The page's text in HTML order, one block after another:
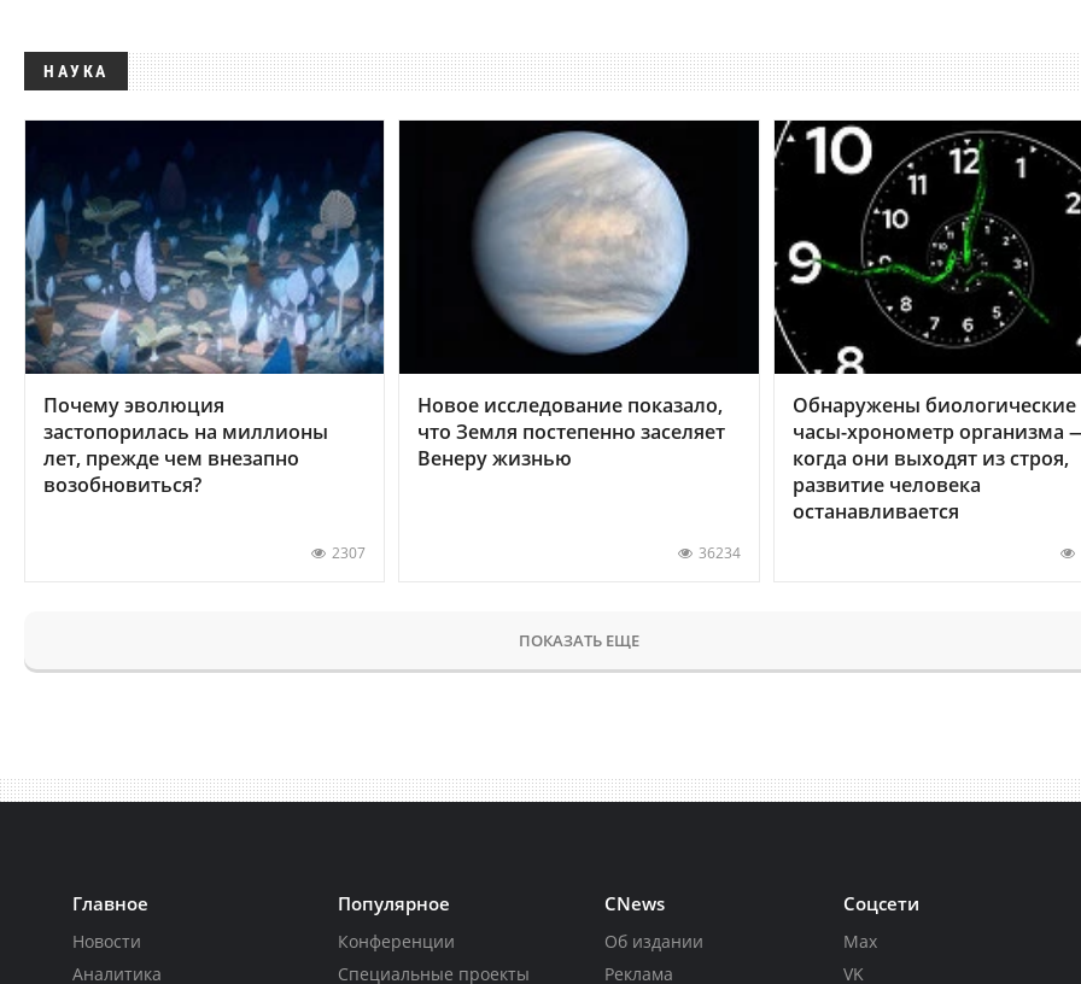
НАУКА
Почему эволюция
застопорилась на миллионы
лет, прежде чем внезапно
возобновиться?
2307
Новое исследование показало,
что Земля постепенно заселяет
Венеру жизнью
36234
Обнаружены биологические
часы-хронометр организма
когда они выходят из строя,
развитие человека
останавливается
ПОКАЗАТЬ ЕЩЕ
Главное
Новости
Аналитика
Популярное
Конференции
Специальные проекты
CNews
Об издании
Реклама
Соцсети
Max
VK